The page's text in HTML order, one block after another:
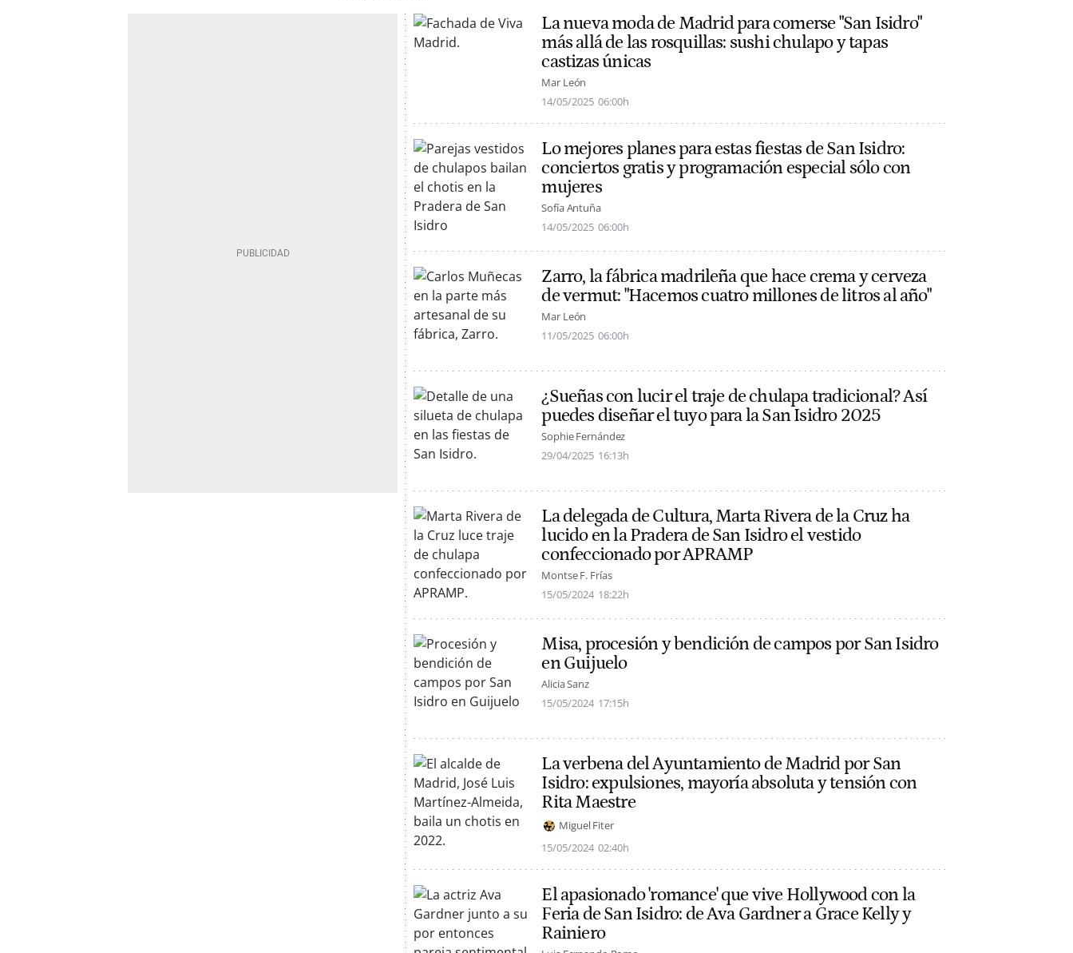
La nueva moda de Madrid para comerse "San Isidro"
más allá de las rosquillas: sushi chulapo y tapas
castizas únicas
Mar León
14/05/2025 06:00h
Lo mejores planes para estas fiestas de San Isidro:
conciertos gratis y programación especial sólo con
mujeres
Sofía Antuña
14/05/2025 06:00h
Zarro, la fábrica madrileña que hace crema y cerveza
de vermut: "Hacemos cuatro millones de litros al año"
Mar León
11/05/2025 06:00h
¿Sueñas con lucir el traje de chulapa tradicional? Así
puedes diseñar el tuyo para la San Isidro 2025
Sophie Fernández
29/04/2025 16:13h
La delegada de Cultura, Marta Rivera de la Cruz ha
lucido en la Pradera de San Isidro el vestido
confeccionado por APRAMP
Montse F. Frías
15/05/2024 18:22h
Misa, procesión y bendición de campos por San Isidro
en Guijuelo
Alicia Sanz
15/05/2024 17:15h
La verbena del Ayuntamiento de Madrid por San
Isidro: expulsiones, mayoría absoluta y tensión con
Rita Maestre
Miguel Fiter
15/05/2024 02:40h
El apasionado 'romance' que vive Hollywood con la
Feria de San Isidro: de Ava Gardner a Grace Kelly y
Rainiero